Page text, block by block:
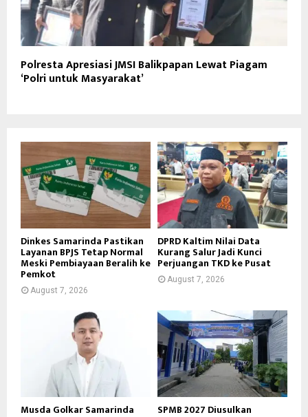
Polresta Apresiasi JMSI Balikpapan Lewat Piagam
‘Polri untuk Masyarakat’
Dinkes Samarinda Pastikan
Layanan BPJS Tetap Normal
Meski Pembiayaan Beralih ke
Pemkot
August 7, 2026
DPRD Kaltim Nilai Data
Kurang Salur Jadi Kunci
Perjuangan TKD ke Pusat
August 7, 2026
Musda Golkar Samarinda SPMB 2027 Diusulkan